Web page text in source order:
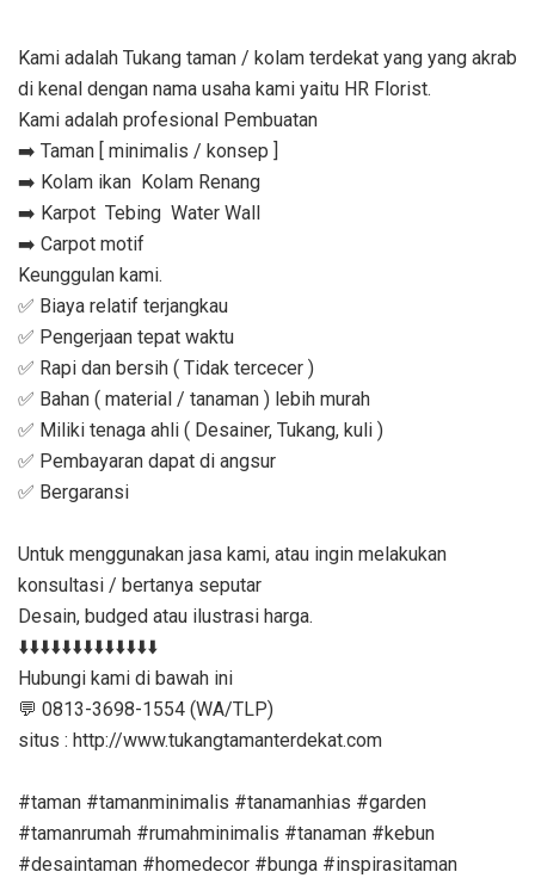
Kami adalah Tukang taman / kolam terdekat yang yang akrab
di kenal dengan nama usaha kami yaitu HR Florist.
Kami adalah profesional Pembuatan
➡️ Taman [ minimalis / konsep ]
➡️ Kolam ikan Kolam Renang
➡️ Karpot Tebing Water Wall
➡️ Carpot motif
Keunggulan kami.
✅ Biaya relatif terjangkau
✅ Pengerjaan tepat waktu
✅ Rapi dan bersih ( Tidak tercecer )
✅ Bahan ( material / tanaman ) lebih murah
✅ Miliki tenaga ahli ( Desainer, Tukang, kuli )
✅ Pembayaran dapat di angsur
✅ Bergaransi
Untuk menggunakan jasa kami, atau ingin melakukan
konsultasi / bertanya seputar
Desain, budged atau ilustrasi harga.
⬇️⬇️⬇️⬇️⬇️⬇️⬇️⬇️⬇️⬇️⬇️⬇️⬇️
Hubungi kami di bawah ini
💬 0813-3698-1554 (WA/TLP)
situs : http://www.tukangtamanterdekat.com
#taman #tamanminimalis #tanamanhias #garden
#tamanrumah #rumahminimalis #tanaman #kebun
#desaintaman #homedecor #bunga #inspirasitaman